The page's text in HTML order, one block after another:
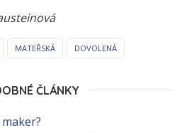
MATEŘSKÁ DOVOLENÁ
ČLÁNKY